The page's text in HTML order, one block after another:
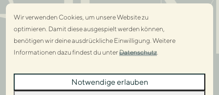
Wir verwenden Cookies, um unsere Website zu
optimieren. Damit diese ausgespielt werden können,
benötigen wir deine ausdrückliche Einwilligung. Weitere
Informationen dazu findest du unterDatenschutz
Notwendige erlauben